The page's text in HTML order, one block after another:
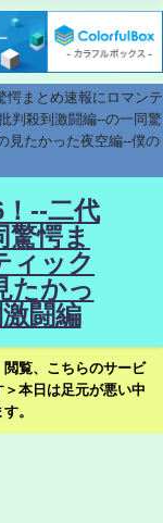
愕まとめ速報にロマンテ
判殺到激闘編--の一同驚
見たかった夜空編--僕の
--二代
驚愕ま
ィック
たかっ
闘編
覧、こちらのサービ
本日は足元が悪い中
。